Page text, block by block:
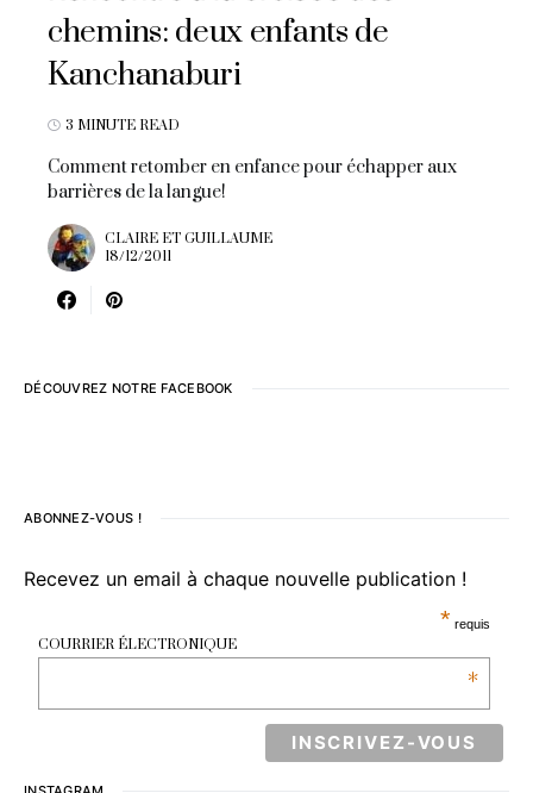
chemins: deux enfants de
Kanchanaburi
3 MINUTE READ
Comment retomber en enfance pour échapper aux
barrières de la langue!
CLAIRE ET GUILLAUME
18/12/2011
DÉCOUVREZ NOTRE FACEBOOK
ABONNEZ-VOUS !
Recevez un email à chaque nouvelle publication !
* requis
COURRIER ÉLECTRONIQUE
*